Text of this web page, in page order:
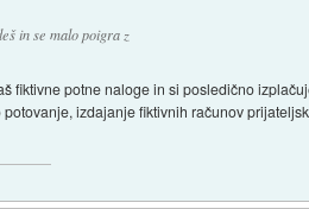
in se malo poigra z
fiktivne potne naloge in si posledično
izdajanje fiktivnih računov